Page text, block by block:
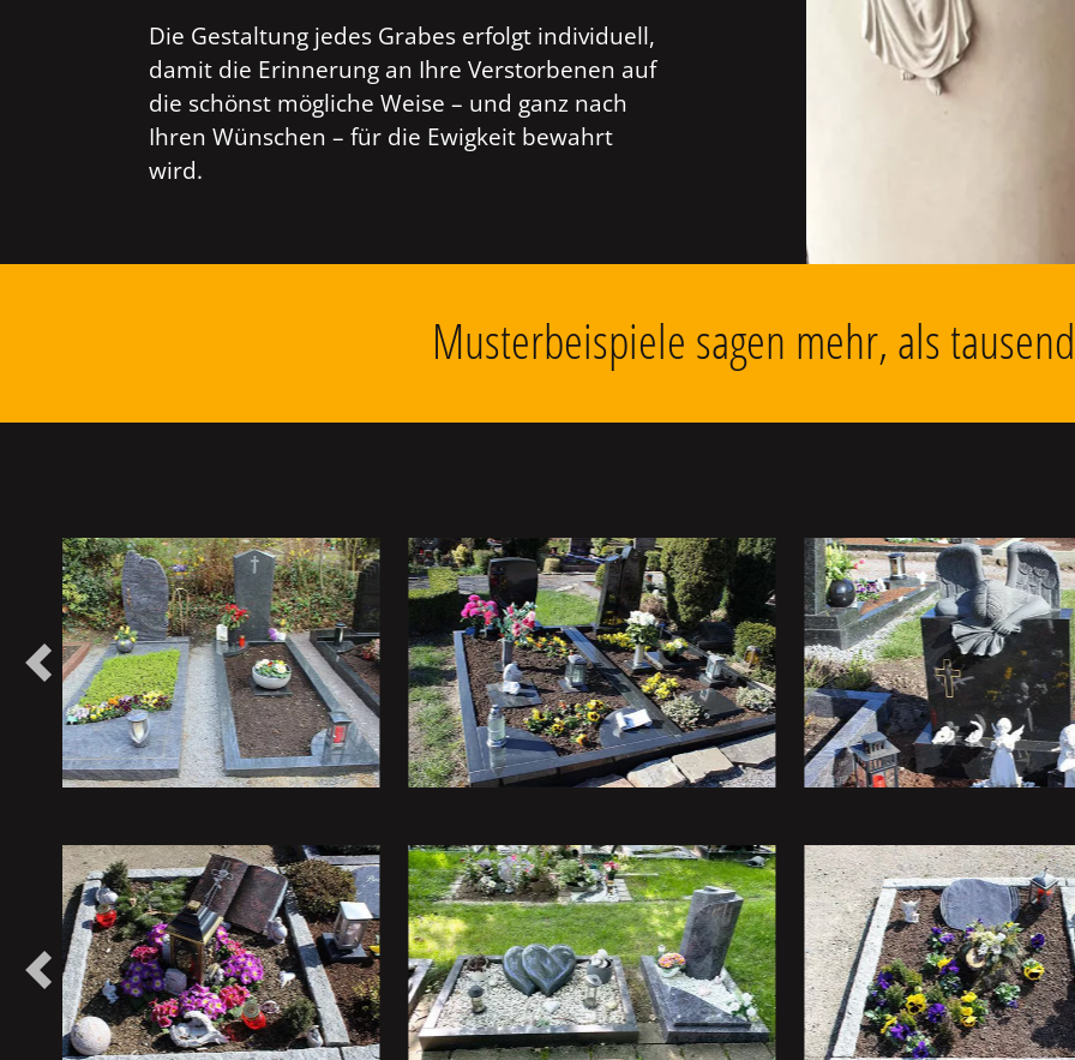
Die Gestaltung jedes Grabes erfolgt individuell,
damit die Erinnerung an Ihre Verstorbenen auf
die schönst mögliche Weise – und ganz nach
Ihren Wünschen – für die Ewigkeit bewahrt
wird.
Musterbeispiele sagen mehr, als
Vorheriges
Vorheriges